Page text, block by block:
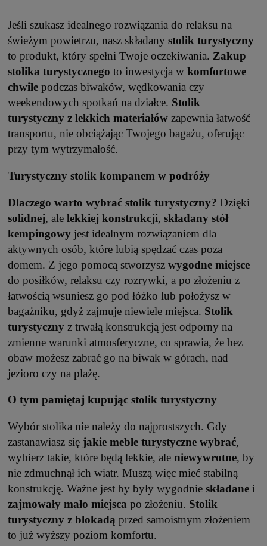
Jeśli szukasz idealnego rozwiązania do relaksu na
świeżym powietrzu, nasz składany stolik turystyczny
to produkt, który spełni Twoje oczekiwania. Zakup
stolika turystycznego to inwestycja w komfortowe
chwile podczas biwaków, wędkowania czy
weekendowych spotkań na działce. Stolik
turystyczny z lekkich materiałów zapewnia łatwość
transportu, nie obciążając Twojego bagażu, oferując
przy tym wytrzymałość.
Turystyczny stolik kompanem w podróży
Dlaczego warto wybrać stolik turystyczny? Dzięki
solidnej, ale lekkiej konstrukcji, składany stół
kempingowy jest idealnym rozwiązaniem dla
aktywnych osób, które lubią spędzać czas poza
domem. Z jego pomocą stworzysz wygodne miejsce
do posiłków, relaksu czy rozrywki, a po złożeniu z
łatwością wsuniesz go pod łóżko lub położysz w
bagażniku, gdyż zajmuje niewiele miejsca. Stolik
turystyczny z trwałą konstrukcją jest odporny na
zmienne warunki atmosferyczne, co sprawia, że bez
obaw możesz zabrać go na biwak w górach, nad
jezioro czy na plażę.
O tym pamiętaj kupując stolik turystyczny
Wybór stolika nie należy do najprostszych. Gdy
zastanawiasz się jakie meble turystyczne wybrać,
wybierz takie, które będą lekkie, ale niewywrotne, by
nie zdmuchnął ich wiatr. Muszą więc mieć stabilną
konstrukcję. Ważne jest by były wygodnie składane i
zajmowały mało miejsca po złożeniu. Stolik
turystyczny z blokadą przed samoistnym złożeniem
to już wyższy poziom komfortu.